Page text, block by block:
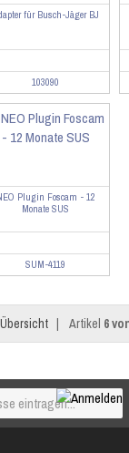
für Busch-Jäger BJ
103090
Plugin Foscam - 12
Monate SUS
SUM-4119
Übersicht | Artikel 6